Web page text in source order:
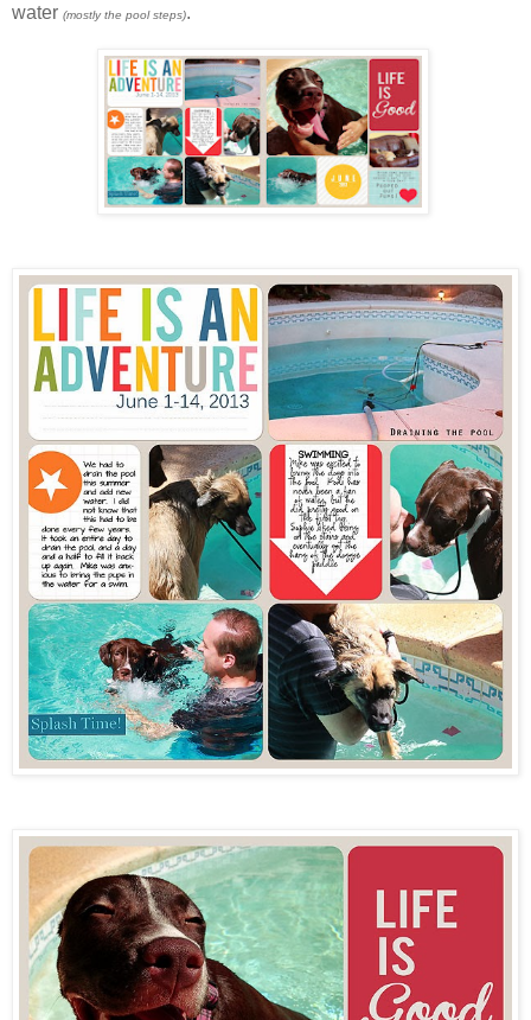
water (mostly the pool steps).